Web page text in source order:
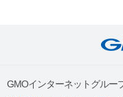
GMOインターネットグルー